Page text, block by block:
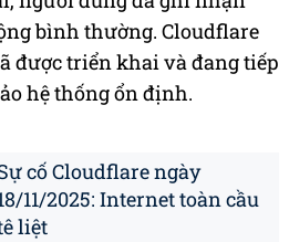
bình thường. Cloudflare
được triển khai và đang tiếp
hệ thống ổn định.
cố Cloudflare ngày
11/2025: Internet toàn cầu
liệt